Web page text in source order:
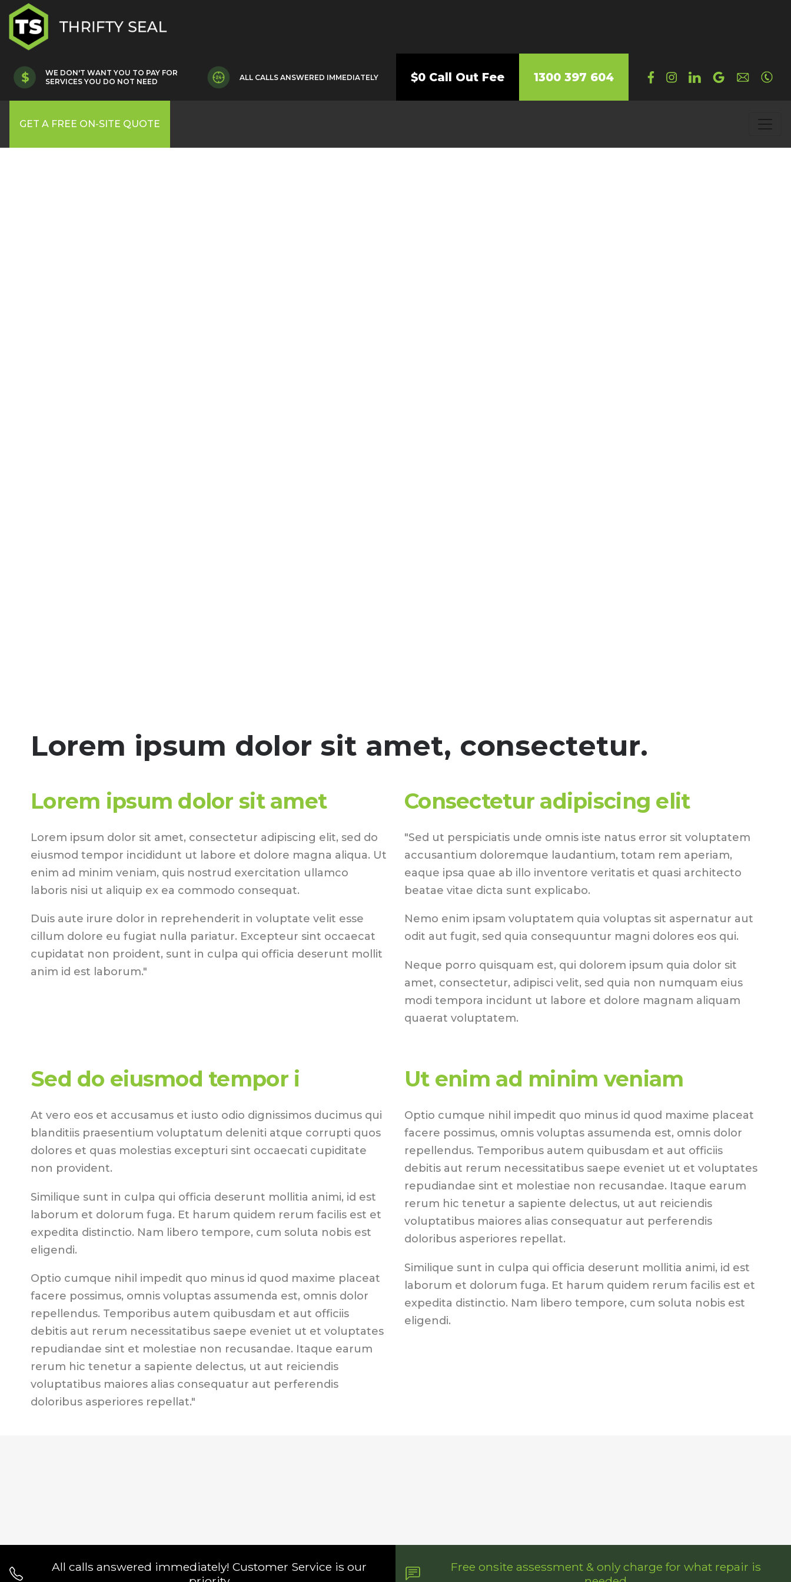
WE DON'T WANT YOU TO PAY FOR
SERVICES YOU DO NOT NEED
ALL CALLS ANSWERED IMMEDIATELY $0 Call Out Fee 1300 397 604
GET A FREE ON-SITE QUOTE
Lorem ipsum dolor sit amet, consectetur.
Lorem ipsum dolor sit amet
Lorem ipsum dolor sit amet, consectetur adipiscing elit, sed do
eiusmod tempor incididunt ut labore et dolore magna aliqua. Ut
enim ad minim veniam, quis nostrud exercitation ullamco
laboris nisi ut aliquip ex ea commodo consequat.
Duis aute irure dolor in reprehenderit in voluptate velit esse
cillum dolore eu fugiat nulla pariatur. Excepteur sint occaecat
cupidatat non proident, sunt in culpa qui officia deserunt mollit
anim id est laborum."
Consectetur adipiscing elit
"Sed ut perspiciatis unde omnis iste natus error sit voluptatem
accusantium doloremque laudantium, totam rem aperiam,
eaque ipsa quae ab illo inventore veritatis et quasi architecto
beatae vitae dicta sunt explicabo.
Nemo enim ipsam voluptatem quia voluptas sit aspernatur aut
odit aut fugit, sed quia consequuntur magni dolores eos qui.
Neque porro quisquam est, qui dolorem ipsum quia dolor sit
amet, consectetur, adipisci velit, sed quia non numquam eius
modi tempora incidunt ut labore et dolore magnam aliquam
quaerat voluptatem.
Sed do eiusmod tempor i
At vero eos et accusamus et iusto odio dignissimos ducimus qui
blanditiis praesentium voluptatum deleniti atque corrupti quos
dolores et quas molestias excepturi sint occaecati cupiditate
non provident.
Similique sunt in culpa qui officia deserunt mollitia animi, id est
laborum et dolorum fuga. Et harum quidem rerum facilis est et
expedita distinctio. Nam libero tempore, cum soluta nobis est
eligendi.
Optio cumque nihil impedit quo minus id quod maxime placeat
facere possimus, omnis voluptas assumenda est, omnis dolor
repellendus. Temporibus autem quibusdam et aut officiis
debitis aut rerum necessitatibus saepe eveniet ut et voluptates
repudiandae sint et molestiae non recusandae. Itaque earum
rerum hic tenetur a sapiente delectus, ut aut reiciendis
voluptatibus maiores alias consequatur aut perferendis
doloribus asperiores repellat."
Ut enim ad minim veniam
Optio cumque nihil impedit quo minus id quod maxime placeat
facere possimus, omnis voluptas assumenda est, omnis dolor
repellendus. Temporibus autem quibusdam et aut officiis
debitis aut rerum necessitatibus saepe eveniet ut et voluptates
repudiandae sint et molestiae non recusandae. Itaque earum
rerum hic tenetur a sapiente delectus, ut aut reiciendis
voluptatibus maiores alias consequatur aut perferendis
doloribus asperiores repellat.
Similique sunt in culpa qui officia deserunt mollitia animi, id est
laborum et dolorum fuga. Et harum quidem rerum facilis est et
expedita distinctio. Nam libero tempore, cum soluta nobis est
eligendi.
All calls answered immediately! Customer Service is our
Free onsite assessment & only charge for what repair is